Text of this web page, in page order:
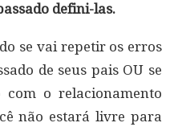
defini-las.
se vai repetir os erros
de seus pais OU se
o relacionamento
não estará livre para